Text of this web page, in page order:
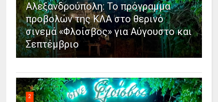
Αλεξανδρούπολη: Το πρόγραμμα
προβολών της ΚΛΑ στο θερινό
σινεμά «Φλοίσβος» για Αύγουστο και
Σεπτέμβριο
2